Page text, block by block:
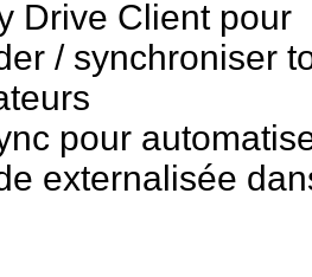
Drive Client pour
/ synchroniser
pour
externalisée